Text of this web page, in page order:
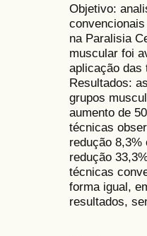
Objetivo:
na Paralisia
muscular foi
aplicação das
Resultados:
grupos
aumento de
técnicas
redução 8,3%
redução
técnicas
forma igual,
resultados,